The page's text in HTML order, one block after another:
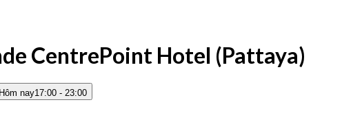
CentrePoint Hotel (Pattaya)
Hôm nay17:00 - 23:00